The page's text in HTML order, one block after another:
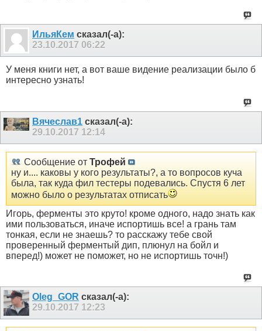
ИльяКем сказал(-а):
23.10.2017 06:22
У меня книги нет, а вот ваше видение реализации было б
интересно узнать!
Вячеслав1 сказал(-а):
29.10.2017 12:14
Сообщение от Трофей
ну и.... каковы у кого результаты?, а то вопросов куча
была, так куда фил тестеры подевались. Спустя 6 лет
можно было о результатах отписать
Игорь, ферменты это круто! кроме одного, надо знать как
ими пользоваться, иначе испортишь все! а грань там
тонкая, если не знаешь? то расскажу тебе свой
проверенный ферментый дип, плюнул на бойл и
вперед!) может не поможет, но не испортишь точн!)
Oleg_GOR сказал(-а):
29.10.2017 12:23